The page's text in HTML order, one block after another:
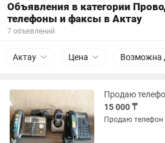
Объявления в категории
телефоны и факсы в Актау
7 объявлений
Актау Цена Возможна
Продаю
15 000 ₸
Продаю телефон